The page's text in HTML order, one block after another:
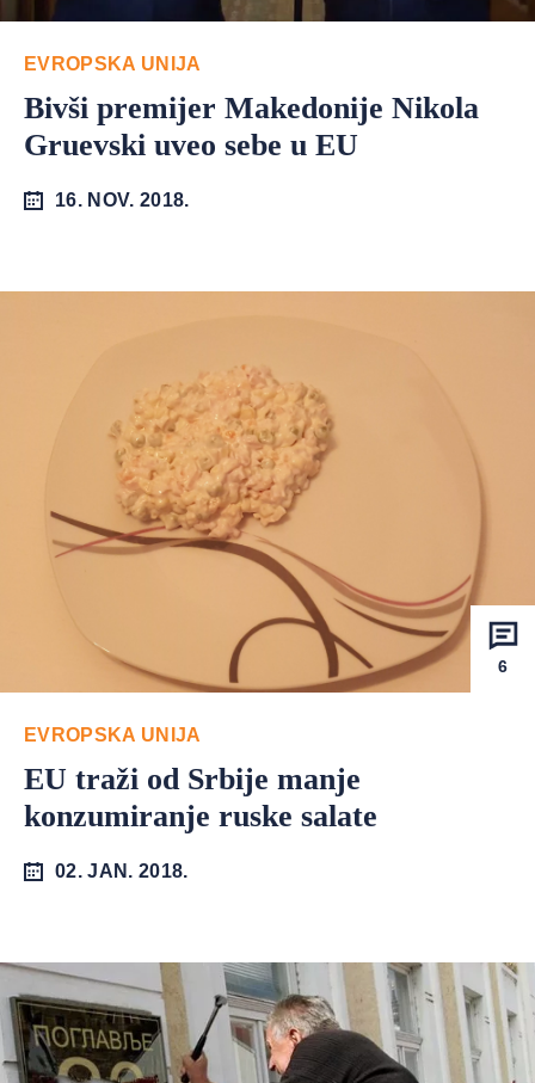
EVROPSKA UNIJA
Bivši premijer Makedonije Nikola
Gruevski uveo sebe u EU
16. NOV. 2018.
6
EVROPSKA UNIJA
EU traži od Srbije manje
konzumiranje ruske salate
02. JAN. 2018.